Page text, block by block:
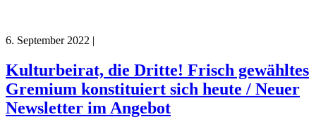
6. September 2022 |
Kulturbeirat, die Dritte! Frisch gewähltes
Gremium konstituiert sich heute / Neuer
Newsletter im Angebot